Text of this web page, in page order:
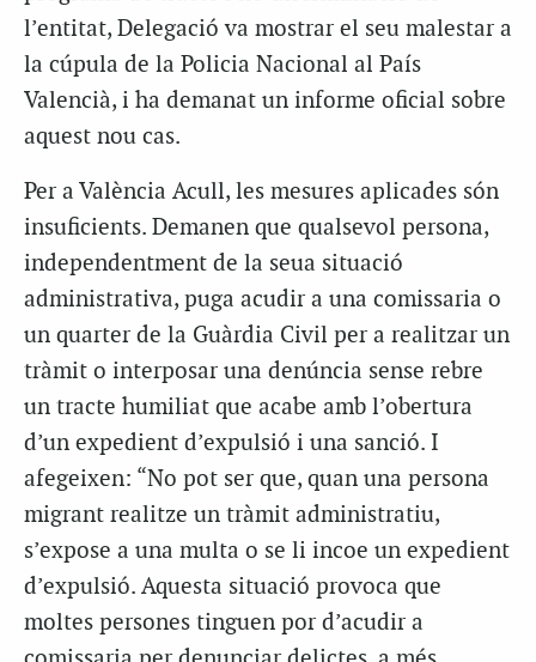
l’entitat, Delegació va mostrar el seu malestar a
la cúpula de la Policia Nacional al País
Valencià, i ha demanat un informe oficial sobre
aquest nou cas.
Per a València Acull, les mesures aplicades són
insuficients. Demanen que qualsevol persona,
independentment de la seua situació
administrativa, puga acudir a una comissaria o
un quarter de la Guàrdia Civil per a realitzar un
tràmit o interposar una denúncia sense rebre
un tracte humiliat que acabe amb l’obertura
d’un expedient d’expulsió i una sanció. I
afegeixen: “No pot ser que, quan una persona
migrant realitze un tràmit administratiu,
s’expose a una multa o se li incoe un expedient
d’expulsió. Aquesta situació provoca que
moltes persones tinguen por d’acudir a